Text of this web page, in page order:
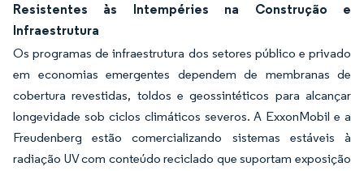
Resistentes às Intempéries na Construção e
Infraestrutura
Os programas de infraestrutura dos setores público e privado
em economias emergentes dependem de membranas de
cobertura revestidas, toldos e geossintéticos para alcançar
longevidade sob ciclos climáticos severos. A ExxonMobil e a
Freudenberg estão comercializando sistemas estáveis à
radiação UV com conteúdo reciclado que suportam exposição